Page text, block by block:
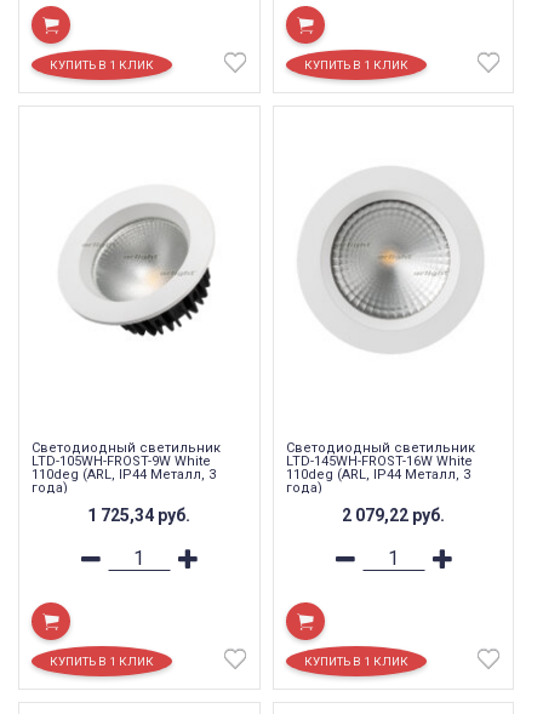
Светодиодный светильник
LTD-105WH-FROST-9W White
110deg (ARL, IP44 Металл, 3
года)
1 725,34 руб.
Светодиодный светильник
LTD-145WH-FROST-16W White
110deg (ARL, IP44 Металл, 3
года)
2 079,22 руб.